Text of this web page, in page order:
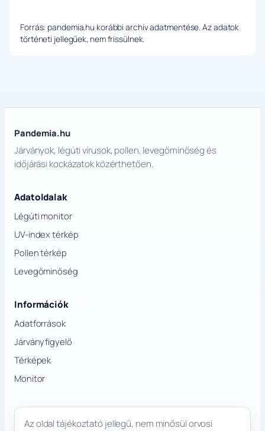
Forrás: pandemia.hu korábbi archív adatmentése. Az adatok
történeti jellegűek, nem frissülnek.
Pandemia.hu
Járványok, légúti vírusok, pollen, levegőminőség és
időjárási kockázatok közérthetően.
Adatoldalak
Légúti monitor
UV-index térkép
Pollen térkép
Levegőminőség
Információk
Adatforrások
Járványfigyelő
Térképek
Monitor
Az oldal tájékoztató jellegű, nem minősül orvosi